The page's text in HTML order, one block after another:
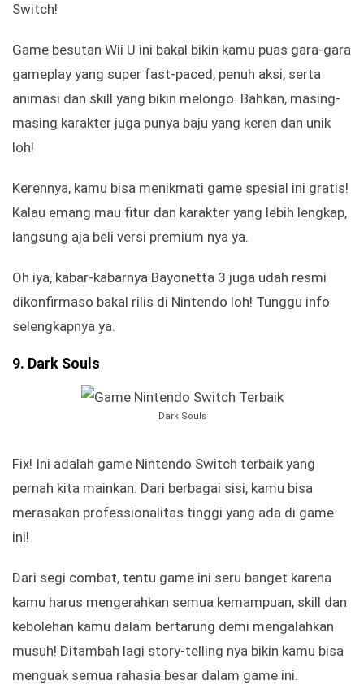
Switch!
Game besutan Wii U ini bakal bikin kamu puas gara-gara
gameplay yang super fast-paced, penuh aksi, serta
animasi dan skill yang bikin melongo. Bahkan, masing-
masing karakter juga punya baju yang keren dan unik
loh!
Kerennya, kamu bisa menikmati game spesial ini gratis!
Kalau emang mau fitur dan karakter yang lebih lengkap,
langsung aja beli versi premium nya ya.
Oh iya, kabar-kabarnya Bayonetta 3 juga udah resmi
dikonfirmaso bakal rilis di Nintendo loh! Tunggu info
selengkapnya ya.
9. Dark Souls
Dark Souls
Fix! Ini adalah game Nintendo Switch terbaik yang
pernah kita mainkan. Dari berbagai sisi, kamu bisa
merasakan professionalitas tinggi yang ada di game
ini!
Dari segi combat, tentu game ini seru banget karena
kamu harus mengerahkan semua kemampuan, skill dan
kebolehan kamu dalam bertarung demi mengalahkan
musuh! Ditambah lagi story-telling nya bikin kamu bisa
menguak semua rahasia besar dalam game ini.